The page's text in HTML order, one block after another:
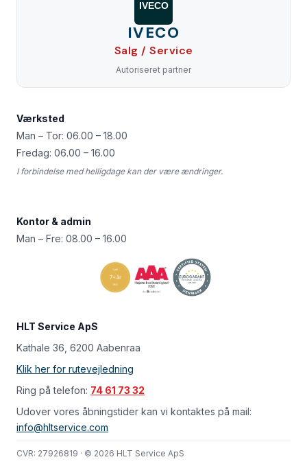
IVECO
IVECO
Salg / Service
Autoriseret partner
Værksted
Man – Tor: 06.00 – 18.00
Fredag: 06.00 – 16.00
I forbindelse med helligdage kan der være ændringer.
Kontor & admin
Man – Fre: 08.00 – 16.00
HLT Service ApS
Kathale 36, 6200 Aabenraa
Klik her for rutevejledning
Ring på telefon: 74 61 73 32
Udover vores åbningstider kan vi kontaktes på mail:
info@hltservice.com
CVR: 27926819 · © 2026 HLT Service ApS